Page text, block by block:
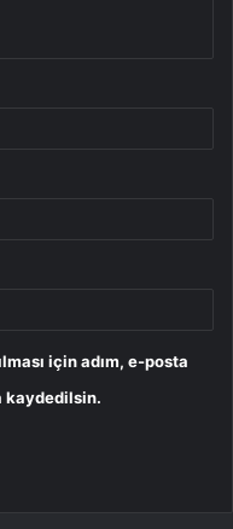
için adım, e-posta
kaydedilsin.